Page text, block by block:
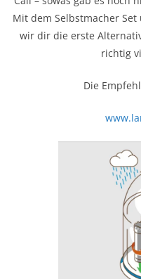
Mit dem Selbstmacher
wir dir die erste
richtig
Die